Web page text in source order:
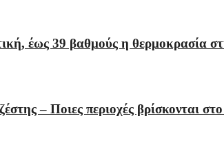
έως 39 βαθμούς η θερμοκρασία
– Ποιες περιοχές βρίσκονται